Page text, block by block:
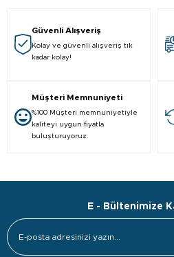
Güvenli Alışveriş
Kolay ve güvenli alışveriş tık
kadar kolay!
Müşteri Memnuniyeti
%100 Müşteri memnuniyetiyle
kaliteyi uygun fiyatla
buluşturuyoruz.
E - Bültenimize